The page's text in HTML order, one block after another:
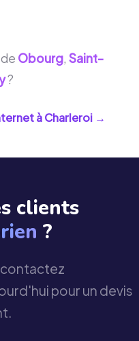
Obourg, Saint-
?
àCharleroi →
clients
?
pour un devis